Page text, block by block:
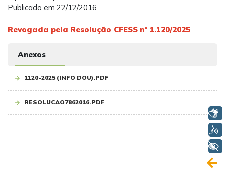
Publicado em 22/12/2016
Revogada pela Resolução CFESS nº 1.120/2025
Anexos
1120-2025 (INFO DOU).PDF
RESOLUCAO7862016.PDF
Libras
+ Acessibilidade